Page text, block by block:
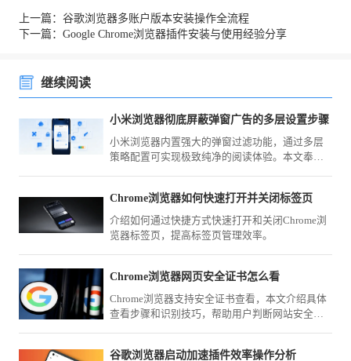
上一篇：谷歌浏览器多账户版本安装操作全流程
下一篇：Google Chrome浏览器插件安装与使用经验分享
继续阅读
小米浏览器彻底屏蔽弹窗广告的多层设置步骤
小米浏览器内置强大的弹窗过滤功能，通过多层
策略配置可实现极致纯净的阅读体验。本文奉上
Chrome浏览器如何快速打开并关闭标签页
介绍如何通过快捷方式快速打开和关闭Chrome浏
览器标签页，提高标签页管理效率。
Chrome浏览器网页安全证书怎么看
Chrome浏览器支持安全证书查看，本文介绍具体
查看步骤和识别技巧，帮助用户判断网站安全
谷歌浏览器启动加速插件效率操作分析